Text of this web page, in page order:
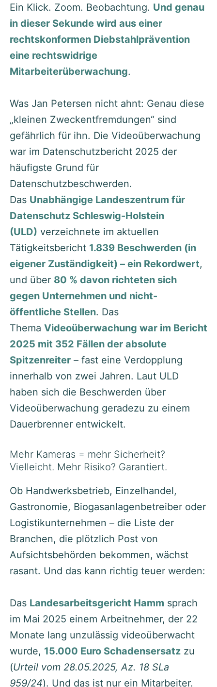
Ein Klick. Zoom. Beobachtung. Und genau
in dieser Sekunde wird aus einer
rechtskonformen Diebstahlprävention
eine rechtswidrige
Mitarbeiterüberwachung.
Was Jan Petersen nicht ahnt: Genau diese
„kleinen Zweckentfremdungen“ sind
gefährlich für ihn. Die Videoüberwachung
war im Datenschutzbericht 2025 der
häufigste Grund für
Datenschutzbeschwerden.
Das Unabhängige Landeszentrum für
Datenschutz Schleswig-Holstein
(ULD) verzeichnete im aktuellen
Tätigkeitsbericht 1.839 Beschwerden (in
eigener Zuständigkeit) – ein Rekordwert,
und über 80 % davon richteten sich
gegen Unternehmen und nicht-
öffentliche Stellen. Das
Thema Videoüberwachung war im Bericht
2025 mit 352 Fällen der absolute
Spitzenreiter – fast eine Verdopplung
innerhalb von zwei Jahren. Laut ULD
haben sich die Beschwerden über
Videoüberwachung geradezu zu einem
Dauerbrenner entwickelt.
Mehr Kameras = mehr Sicherheit?
Vielleicht. Mehr Risiko? Garantiert.
Ob Handwerksbetrieb, Einzelhandel,
Gastronomie, Biogasanlagenbetreiber oder
Logistikunternehmen – die Liste der
Branchen, die plötzlich Post von
Aufsichtsbehörden bekommen, wächst
rasant. Und das kann richtig teuer werden:
Das Landesarbeitsgericht Hamm sprach
im Mai 2025 einem Arbeitnehmer, der 22
Monate lang unzulässig videoüberwacht
wurde, 15.000 Euro Schadensersatz zu
(Urteil vom 28.05.2025, Az. 18 SLa
959/24). Und das ist nur ein Mitarbeiter.